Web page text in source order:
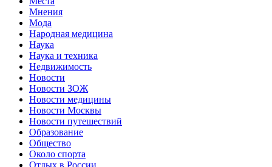
Мнения
Мода
Народная медицина
Наука
Наука и техника
Недвижимость
Новости
Новости ЗОЖ
Новости медицины
Новости Москвы
Новости путешествий
Образование
Общество
Около спорта
Отдых в России